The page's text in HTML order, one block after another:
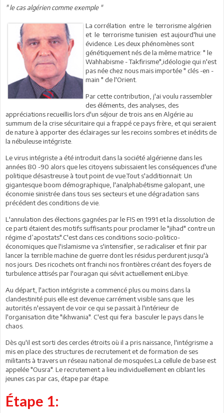
" le cas algérien comme exemple "
La corrélation entre le terrorisme algérien
et le terrorisme tunisien est aujourd'hui une
évidence. Les deux phénomènes sont
génétiquement nés de la même matrice: " le
Wahhabisme - Takfirisme",idéologie qui n'est
pas née chez nous mais importée " clés -en -
main " de l'Orient.
Par cette contribution, j'ai voulu rassembler
des éléments, des analyses, des
appréciations recueillis lors d'un séjour de trois ans en Algérie au
summum de la crise sécuritaire qui a frappé ce pays frère, et qui seraient
de nature à apporter des éclairages sur les recoins sombres et inédits de
la nébuleuse intégriste.
Le virus intégriste a été introduit dans la société algérienne dans les
années 80 -90 alors que les citoyens subissaient les conséquences d'une
politique désastreuse à tout point de vue.Tout s'additionnait: Un
gigantesque boom démographique, l'analphabétisme galopant, une
économie sinistrée dans tous ses secteurs et une dégradation sans
précédent des conditions de vie.
L'annulation des élections gagnées par le FIS en 1991 et la dissolution de
ce parti étaient des motifs suffisants pour proclamer le "jihad" contre un
régime d’apostats".C'est dans ces conditions socio-politico-
économiques que l'islamisme va s'intensifier, se radicaliser et finir par
lancer la terrible machine de guerre dont les résidus perdurent jusqu'à
nos jours. Des ricochets ont franchi nos frontières créant des foyers de
turbulence attisés par l'ouragan qui sévit actuellement enLibye.
Au départ, l'action intégriste a commencé plus ou moins dans la
clandestinité puis elle est devenue carrément visible sans que les
autorités n'essayent de voir ce qui se passait à l'intérieur de
l'organisation dite "ikhwania". C'est qui fera basculer le pays dans le
chaos.
Dès qu'il est sorti des cercles étroits où il a pris naissance, l'intégrisme a
mis en place des structures de recrutement et de formation de ses
militants à travers un réseau national de mosquées.La cellule de base est
appelée "Ousra". Le recrutement a lieu individuellement en ciblant les
jeunes cas par cas, étape par étape.
Étape 1: